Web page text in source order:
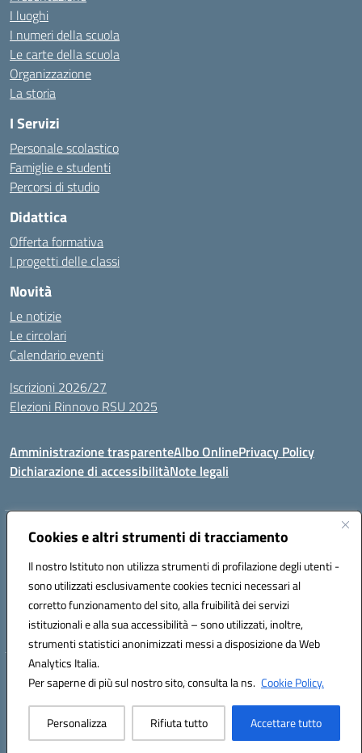
Cookies e altri strumenti di tracciamento
Il nostro Istituto non utilizza strumenti di profilazione degli utenti -
sono utilizzati esclusivamente cookies tecnici necessari al
corretto funzionamento del sito, alla fruibilità dei servizi
istituzionali e alla sua accessibilità – sono utilizzati, inoltre,
strumenti statistici anonimizzati messi a disposizione da Web
Analytics Italia.
Per saperne di più sul nostro sito, consulta la ns. Cookie Policy.
Personalizza Rifiuta tutto Accettare tutto
I luoghi
I numeri della scuola
Le carte della scuola
Organizzazione
La storia
I Servizi
Personale scolastico
Famiglie e studenti
Percorsi di studio
Didattica
Offerta formativa
I progetti delle classi
Novità
Le notizie
Le circolari
Calendario eventi
Iscrizioni 2026/27
Elezioni Rinnovo RSU 2025
Amministrazione trasparenteAlbo OnlinePrivacy Policy
Dichiarazione di accessibilitàNote legali
Indirizzo:Via Cadore 1, 60124 Ancona
Posta elettronica certificata (PEC):anic81100g@pec.istruzione.it
Codice fiscale: 93084410427
Codice meccanografico: anic81100g
Hosting & Powered by 3D Solution S.r.l.
Concept & Design by Designers Italia